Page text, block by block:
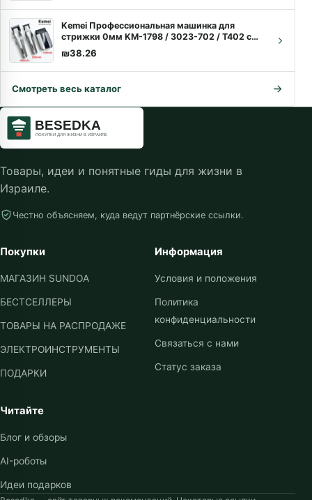
Laptop
Автомобильное зарядное устройство FONKEN
USB с 2 портами и светодиодами 3,1 А
светильник «вверх-вниз» для стен | Купить с
доставкой
₪15.00
стрижки 0мм KM-1798 / 3023-702 / T402 с
Смотреть весь каталог
Товары, идеи и понятные гиды для жизни в
Израиле.
Честно объясняем, куда ведут партнёрские ссылки.
МАГАЗИН SUNDOA
БЕСТСЕЛЛЕРЫ
ТОВАРЫ НА РАСПРОДАЖЕ
ЭЛЕКТРОИНСТРУМЕНТЫ